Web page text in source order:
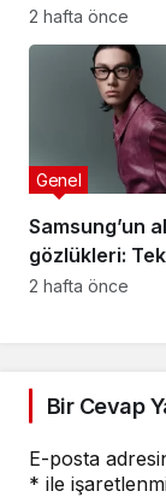
2026’da
konsepti
2 hafta önce
Samsung’un
gözlükleri:
moda bir
Genel
2 hafta önce
Bir Cevap
E-posta
* ile